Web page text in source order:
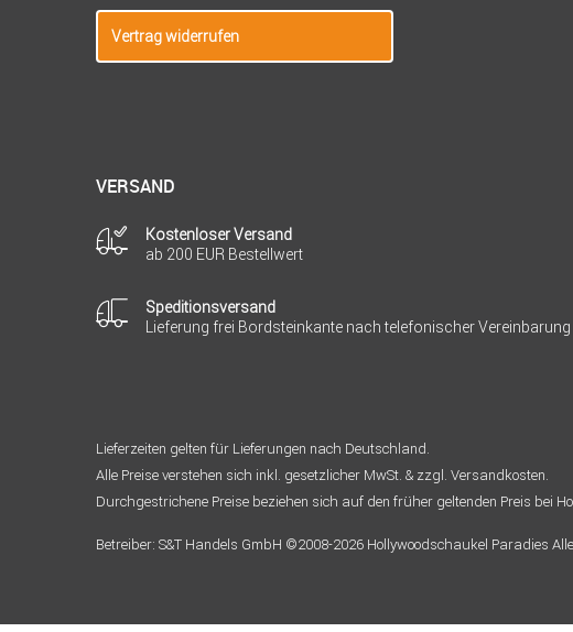
Vertrag widerrufen
VERSAND
Kostenloser Versand
ab 200 EUR Bestellwert
Speditionsversand
Lieferung frei Bordsteinkante nach telefonischer Vereinbarung
Lieferzeiten gelten für Lieferungen nach Deutschland.
Alle Preise verstehen sich inkl. gesetzlicher MwSt. & zzgl. Versandkosten.
Durchgestrichene Preise beziehen sich auf den früher geltenden Preis bei
Betreiber: S&T Handels GmbH ©2008-2026 Hollywoodschaukel Paradies